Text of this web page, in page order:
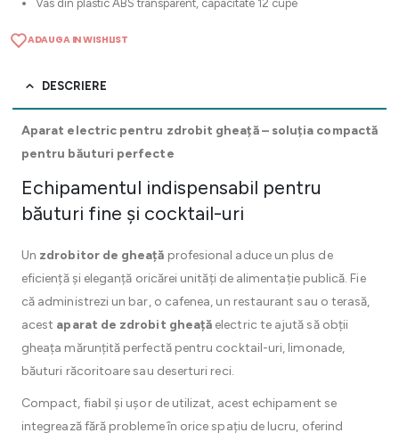
Vas din plastic ABS transparent, capacitate 12 cupe
ADAUGA IN WISHLIST
DESCRIERE
Aparat electric pentru zdrobit gheață – soluția compactă
pentru băuturi perfecte
Echipamentul indispensabil pentru
băuturi fine și cocktail-uri
Un zdrobitor de gheață profesional aduce un plus de
eficiență și eleganță oricărei unități de alimentație publică. Fie
că administrezi un bar, o cafenea, un restaurant sau o terasă,
acest aparat de zdrobit gheață electric te ajută să obții
gheața mărunțită perfectă pentru cocktail-uri, limonade,
băuturi răcoritoare sau deserturi reci.
Compact, fiabil și ușor de utilizat, acest echipament se
integrează fără probleme în orice spațiu de lucru, oferind